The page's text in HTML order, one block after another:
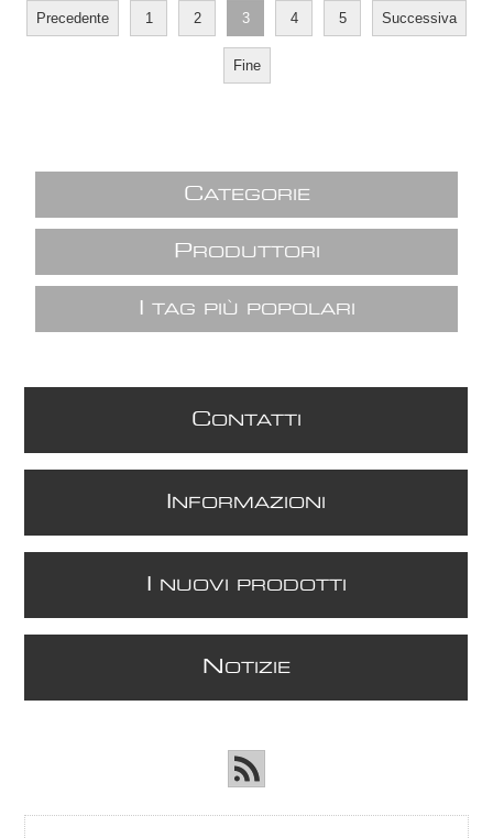
Precedente 1 2 3 4 5 Successiva
Fine
CATEGORIE
P RODUTTORI
TAG PIÙ POPOLARI
CONTATTI
NFORMAZIONI
NUOVI PRODOTTI
N OTIZIE